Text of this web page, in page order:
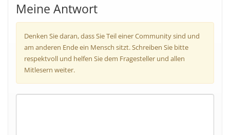
Meine Antwort
Denken Sie daran, dass Sie Teil einer Community sind und
am anderen Ende ein Mensch sitzt. Schreiben Sie bitte
respektvoll und helfen Sie dem Fragesteller und allen
Mitlesern weiter.